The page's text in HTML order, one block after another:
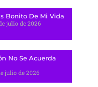
Bonito De Mi Vida
julio de 2026
No Se Acuerda
julio de 2026